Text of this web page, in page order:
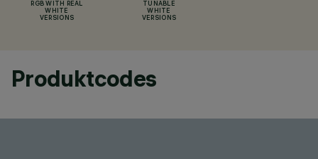
RGB WITH REAL
WHITE
VERSIONS
TUNABLE
WHITE
VERSIONS
Produktcodes